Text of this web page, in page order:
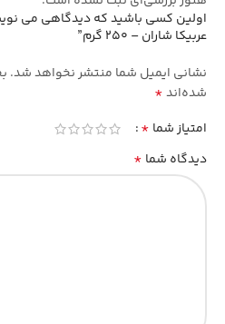
اولین کسی باشید که دیدگاهی می
عربیکا شاران – 250 گرم”
نشانی ایمیل شما منتشر نخواهد شد.
شده‌اند*
امتیاز شما *
دیدگاه شما *